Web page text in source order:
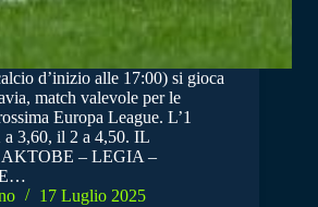
d’inizio alle 17:00) si gioca
match valevole per le
Europa League. L’1
a 3,60, il 2 a 4,50. IL
– LEGIA –
17 Luglio 2025